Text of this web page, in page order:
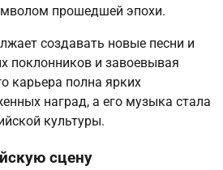
прошедшей эпохи.
создавать новые песни и
поклонников и завоевывая
карьера полна ярких
наград, а его музыка стала
культуры.
сцену